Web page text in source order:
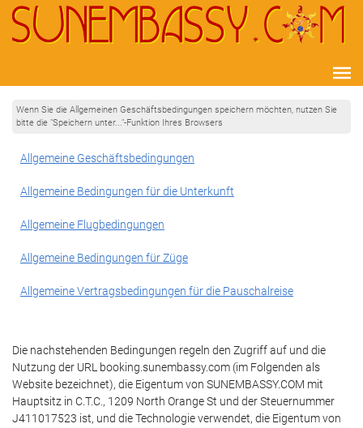
Wenn Sie die Allgemeinen Geschäftsbedingungen speichern möchten, nutzen Sie
bitte die "Speichern unter..."-Funktion Ihres Browsers
Allgemeine Geschäftsbedingungen
Allgemeine Bedingungen für die Unterkunft
Allgemeine Flugbedingungen
Allgemeine Bedingungen für Züge
Allgemeine Vertragsbedingungen für die Pauschalreise
Die nachstehenden Bedingungen regeln den Zugriff auf und die
Nutzung der URL booking.sunembassy.com (im Folgenden als
Website bezeichnet), die Eigentum von SUNEMBASSY.COM mit
Hauptsitz in C.T.C., 1209 North Orange St und der Steuernummer
J411017523 ist, und die Technologie verwendet, die Eigentum von